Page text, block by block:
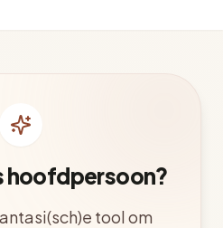
hoofdpersoon?
tool om